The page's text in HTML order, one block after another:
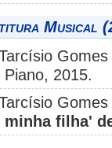
Musical
Piano, 2015.
minha filha'